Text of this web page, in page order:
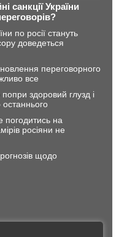
санкції України
по росії стануть
доведеться
переговорного
все
здоровий глузд і
на
росіяни не
щодо